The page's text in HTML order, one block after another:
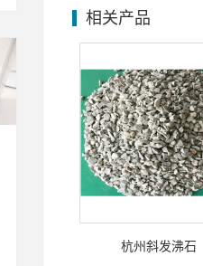
相关产品
杭州斜发沸石